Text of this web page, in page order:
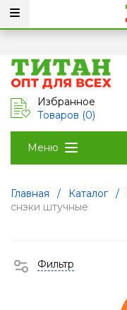
Избранное
Товаров (0)
Меню
Главная / Каталог /
снэки штучные
Фильтр